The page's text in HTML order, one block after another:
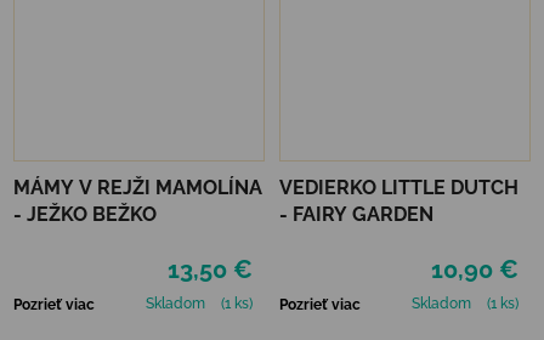
MÁMY V REJŽI MAMOLÍNA
- JEŽKO BEŽKO
13,50 €
Pozrieť viac Skladom (1 ks)
VEDIERKO LITTLE DUTCH
- FAIRY GARDEN
10,90 €
Pozrieť viac Skladom (1 ks)